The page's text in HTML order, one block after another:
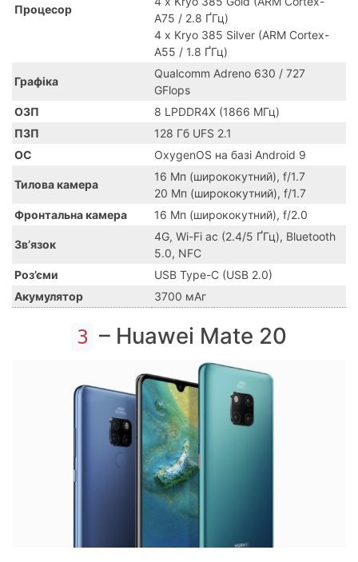
Процесор
A75 / 2.8 ҐГц)
4 x Kryo 385 Silver (ARM Cortex-
A55 / 1.8 ҐГц)
Графіка
Qualcomm Adreno 630 / 727
GFlops
ОЗП
8 LPDDR4X (1866 МГц)
ПЗП
128 Гб UFS 2.1
ОС
OxygenOS на базі Android 9
Тилова камера
16 Мп (ширококутний), f/1.7
20 Мп (ширококутний), f/1.7
Фронтальна камера
16 Мп (ширококутний), f/2.0
Зв’язок
4G, Wi-Fi ac (2.4/5 ҐГц), Bluetooth
5.0, NFC
Роз’єми
USB Type-C (USB 2.0)
Акумулятор
3700 мАг
3 – Huawei Mate 20